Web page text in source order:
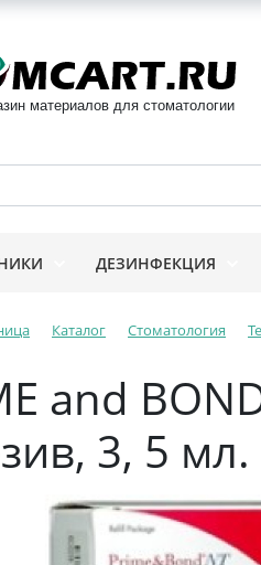
материалов для стоматологии
ДЕЗИНФЕКЦИЯ
Каталог Стоматология
and
3, 5 мл.